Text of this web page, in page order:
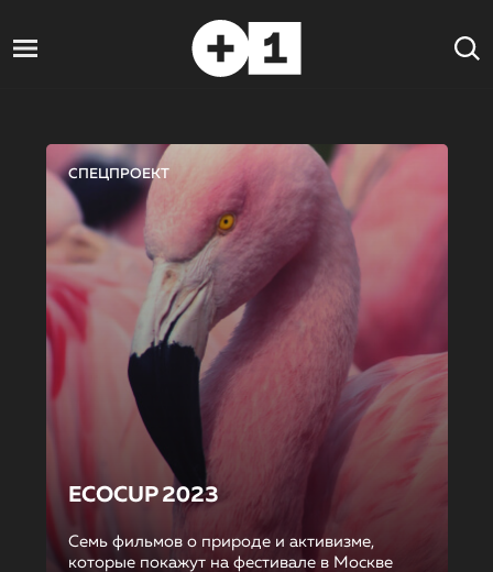
СПЕЦПРОЕКТ
ECOCUP 2023
Семь фильмов о природе и активизме,
которые покажут на фестивале в Москве